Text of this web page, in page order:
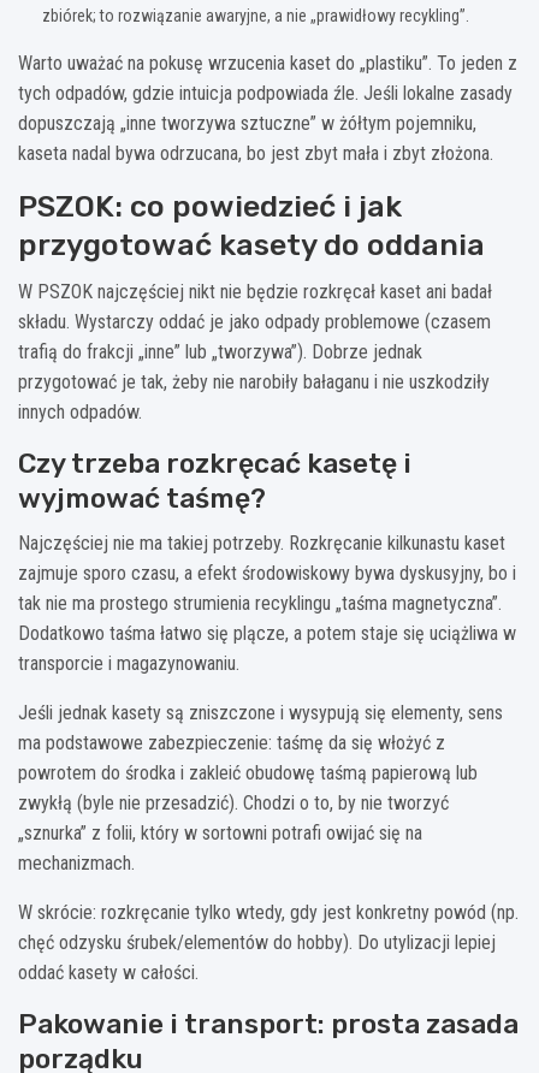
zbiórek; to rozwiązanie awaryjne, a nie „prawidłowy recykling”.
Warto uważać na pokusę wrzucenia kaset do „plastiku”. To jeden z
tych odpadów, gdzie intuicja podpowiada źle. Jeśli lokalne zasady
dopuszczają „inne tworzywa sztuczne” w żółtym pojemniku,
kaseta nadal bywa odrzucana, bo jest zbyt mała i zbyt złożona.
PSZOK: co powiedzieć i jak
przygotować kasety do oddania
W PSZOK najczęściej nikt nie będzie rozkręcał kaset ani badał
składu. Wystarczy oddać je jako odpady problemowe (czasem
trafią do frakcji „inne” lub „tworzywa”). Dobrze jednak
przygotować je tak, żeby nie narobiły bałaganu i nie uszkodziły
innych odpadów.
Czy trzeba rozkręcać kasetę i
wyjmować taśmę?
Najczęściej nie ma takiej potrzeby. Rozkręcanie kilkunastu kaset
zajmuje sporo czasu, a efekt środowiskowy bywa dyskusyjny, bo i
tak nie ma prostego strumienia recyklingu „taśma magnetyczna”.
Dodatkowo taśma łatwo się plącze, a potem staje się uciążliwa w
transporcie i magazynowaniu.
Jeśli jednak kasety są zniszczone i wysypują się elementy, sens
ma podstawowe zabezpieczenie: taśmę da się włożyć z
powrotem do środka i zakleić obudowę taśmą papierową lub
zwykłą (byle nie przesadzić). Chodzi o to, by nie tworzyć
„sznurka” z folii, który w sortowni potrafi owijać się na
mechanizmach.
W skrócie: rozkręcanie tylko wtedy, gdy jest konkretny powód (np.
chęć odzysku śrubek/elementów do hobby). Do utylizacji lepiej
oddać kasety w całości.
Pakowanie i transport: prosta zasada
porządku